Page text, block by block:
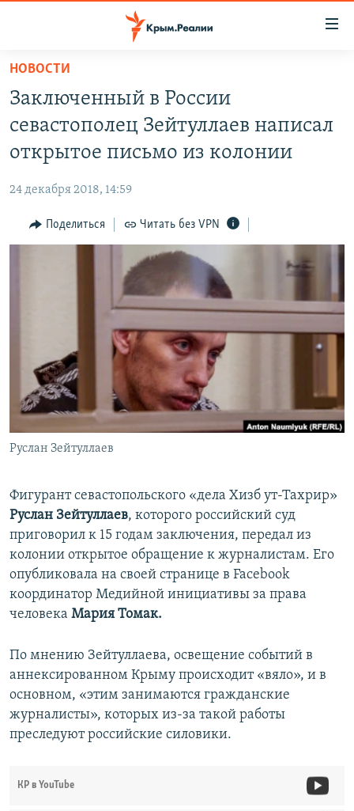
Вернуться
основному
содержанию
главной
навигации
Вернутся
11 ЛЕТ ОККУПАЦИИ КРЫМА. 11 ИСТОРИЙ СОПРОТИВЛЕНИЯ
ЕЩЕ
ИНТЕРАКТИВ
ТЕЛЕПРОЕКТ КРЫМ.РЕАЛИИ
СОВЕТЫ ПРАВОЗАЩИТНИКОВ
ПРОПАВШИЕ БЕЗ ВЕСТИ
ПОБЕДИТЕЛЕЙ НЕ СУДЯТ?
КРЫМ.НЕПОКОРЕННЫЙ
УКРАИНСКАЯ ПРОБЛЕМА КРЫМА
РАДІО СВОБОДА
КАК ОБОЙТИ БЛОКИРОВКУ
ПРИСОЕДИНЯЙТЕСЬ!
НОВОСТИ
Заключенный в России
севастополец Зейтуллаев написал
открытое письмо из колонии
24 декабря 2018, 14:59
Поделиться Читать без VPN
Руслан Зейтуллаев
Фигурант севастопольского «дела Хизб ут-Тахрир»
Руслан Зейтуллаев, которого российский суд
приговорил к 15 годам заключения, передал из
колонии открытое обращение к журналистам. Его
опубликовала на своей странице в Facebook
координатор Медийной инициативы за права
человека Мария Томак.
По мнению Зейтуллаева, освещение событий в
аннексированном Крыму происходит «вяло», и в
основном, «этим занимаются гражданские
журналисты», которых из-за такой работы
преследуют российские силовики.
КР в YouTube